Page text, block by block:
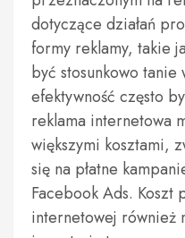
dotyczące działań
formy reklamy, takie
być stosunkowo
efektywność często
reklama internetowa
większymi kosztami,
się na płatne
Facebook Ads. Koszt
internetowej również